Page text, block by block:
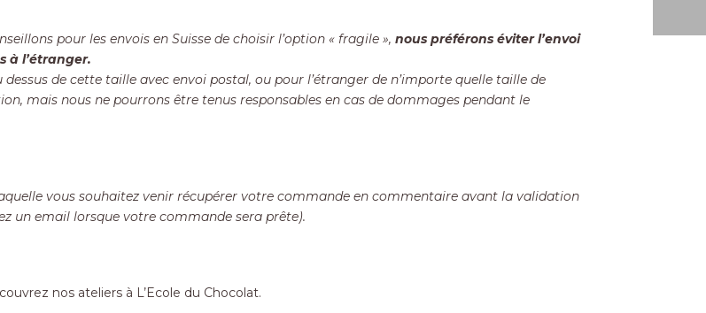
pour les envois en Suisse de choisir l’option « fragile », nous préférons éviter l’envoi
à l’étranger.
de cette taille avec envoi postal, ou pour l’étranger de n’importe quelle taille de
mais nous ne pourrons être tenus responsables en cas de dommages pendant le
vous souhaitez venir récupérer votre commande en commentaire avant la validation
un email lorsque votre commande sera prête).
nos ateliers à L’Ecole du Chocolat.